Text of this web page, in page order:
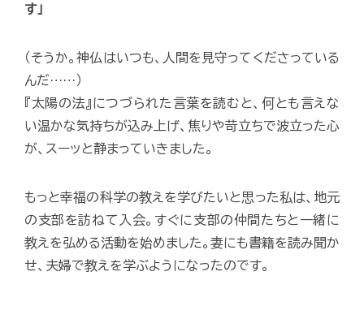
す」
（そうか。神仏はいつも、人間を見守ってくださっている
んだ……）
『太陽の法』につづられた言葉を読むと、何とも言えな
い温かな気持ちが込み上げ、焦りや苛立ちで波立った心
が、スーッと静まっていきました。
もっと幸福の科学の教えを学びたいと思った私は、地元
の支部を訪ねて入会。すぐに支部の仲間たちと一緒に
教えを弘める活動を始めました。妻にも書籍を読み聞か
せ、夫婦で教えを学ぶようになったのです。